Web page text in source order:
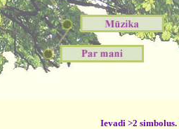
Ievadi >2 simbolus.